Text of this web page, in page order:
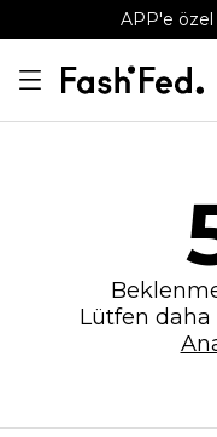
APP'e özel
Lütfen daha